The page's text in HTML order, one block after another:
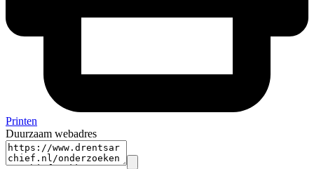
Printen
Duurzaam webadres